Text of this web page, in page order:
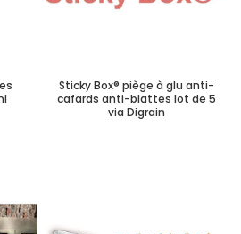
Sticky Box® piège à glu anti-
cafards anti-blattes lot de 5
via Digrain